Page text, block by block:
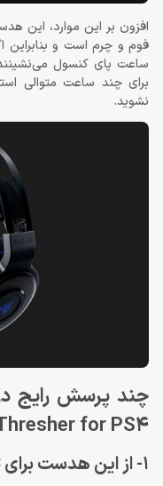
افزون بر این موارد، این
فوم و چرم است و بنابراین
ساعت پای کنسول
برای چند ساعت متوالی
نشوید.
چند پرسش رایج
for PS4
1- از این هدست برای PC هم می‌توان استفاده کرد؟